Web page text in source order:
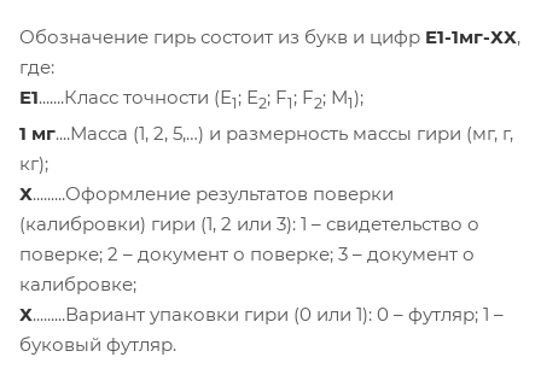
Обозначение гирь состоит из букв и цифр E1-1мг-ХХ,
где:
E1.......Класс точности (Е1 ; Е2; F1 ; F2; М1);
1 мг....Масса (1, 2, 5,…) и размерность массы гири (мг, г,
кг);
Х.........Оформление результатов поверки
(калибровки) гири (1, 2 или 3): 1 – свидетельство о
поверке; 2 – документ о поверке; 3 – документ о
калибровке;
Х.........Вариант упаковки гири (0 или 1): 0 – футляр; 1 –
буковый футляр.